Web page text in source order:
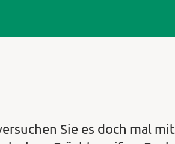
Sie es doch mal mit